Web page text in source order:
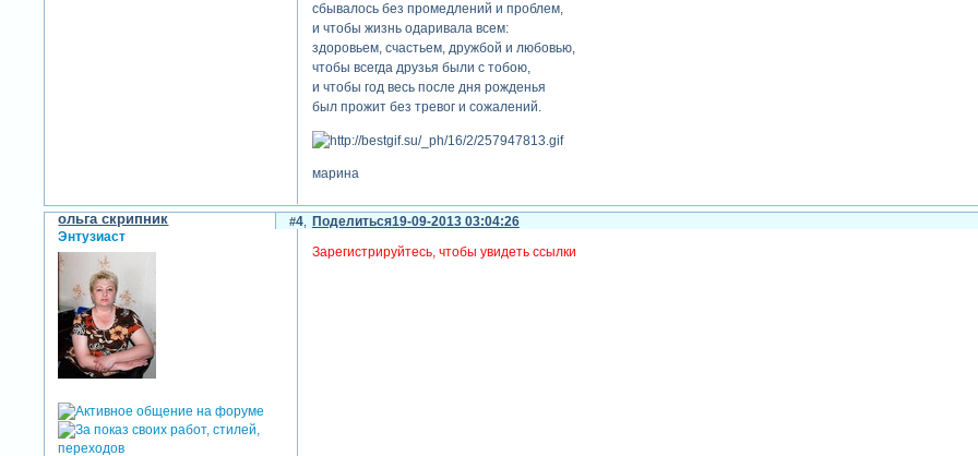
сбывалось без промедлений и проблем,
и чтобы жизнь одаривала всем:
здоровьем, счастьем, дружбой и любовью,
чтобы всегда друзья были с тобою,
и чтобы год весь после дня рожденья
был прожит без тревог и сожалений.
марина
отредактировано татьяна33 (19-09-2013 08:37:58)
Поделиться
4 19-09-2013 03:04:26
ольга скрипник
Энтузиаст
Зарегистрируйтесь, чтобы увидеть ссылки